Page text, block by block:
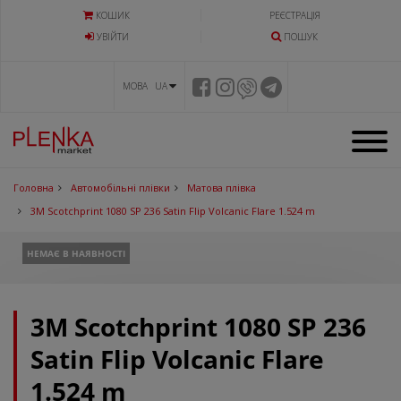
КОШИК
РЕЄСТРАЦІЯ
УВIЙТИ
ПОШУК
МОВА UA
Головна Автомобільні плівки
Матова плівка
3M Scotchprint 1080 SP 236 Satin Flip Volcanic Flare 1.524 m
НЕМАЄ В НАЯВНОСТІ
3M Scotchprint 1080 SP 236
Satin Flip Volcanic Flare
1.524 m